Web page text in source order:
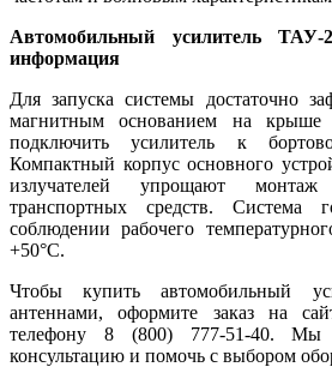
Автомобильный усилитель ТАУ-
информация
Для запуска системы достаточно
магнитным основанием на
подключить усилитель к
Компактный корпус основного
излучателей упрощают
транспортных средств. Система
соблюдении рабочего
+50°С.
Чтобы купить автомобильный
антеннами, оформите заказ на
телефону 8 (800) 777-51-40. Мы
консультацию и помочь с выбором